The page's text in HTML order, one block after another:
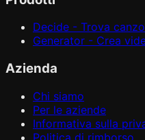
Decide - Trova
Generator - Crea
Azienda
Chi siamo
Per le aziende
Informativa sulla
Politica di rimborso